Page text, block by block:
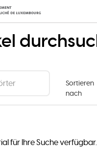
Sortieren
nach
für Ihre Suche verfügbar.